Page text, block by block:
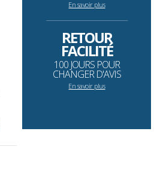
En savoir plus
--------------------------------------------------------------------
RETOUR
FACILITÉ
100 JOURS POUR
CHANGER D'AVIS
En savoir plus